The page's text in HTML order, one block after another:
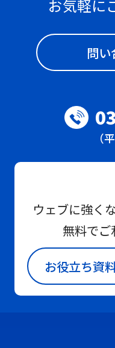
お気軽に
問い
（
ウェブに強く
無料で
お役立ち資